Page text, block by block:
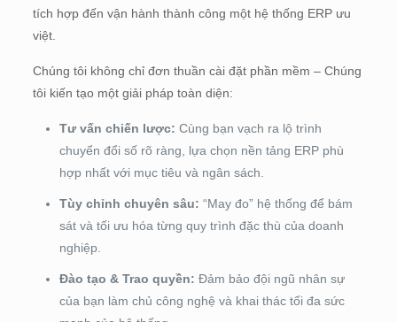
tích hợp đến vận hành thành công một hệ thống ERP ưu
việt.
Chúng tôi không chỉ đơn thuần cài đặt phần mềm – Chúng
tôi kiến tạo một giải pháp toàn diện:
Tư vấn chiến lược: Cùng bạn vạch ra lộ trình
chuyển đổi số rõ ràng, lựa chọn nền tảng ERP phù
hợp nhất với mục tiêu và ngân sách.
Tùy chỉnh chuyên sâu: “May đo” hệ thống để bám
sát và tối ưu hóa từng quy trình đặc thù của doanh
nghiệp.
Đào tạo & Trao quyền: Đảm bảo đội ngũ nhân sự
của bạn làm chủ công nghệ và khai thác tối đa sức